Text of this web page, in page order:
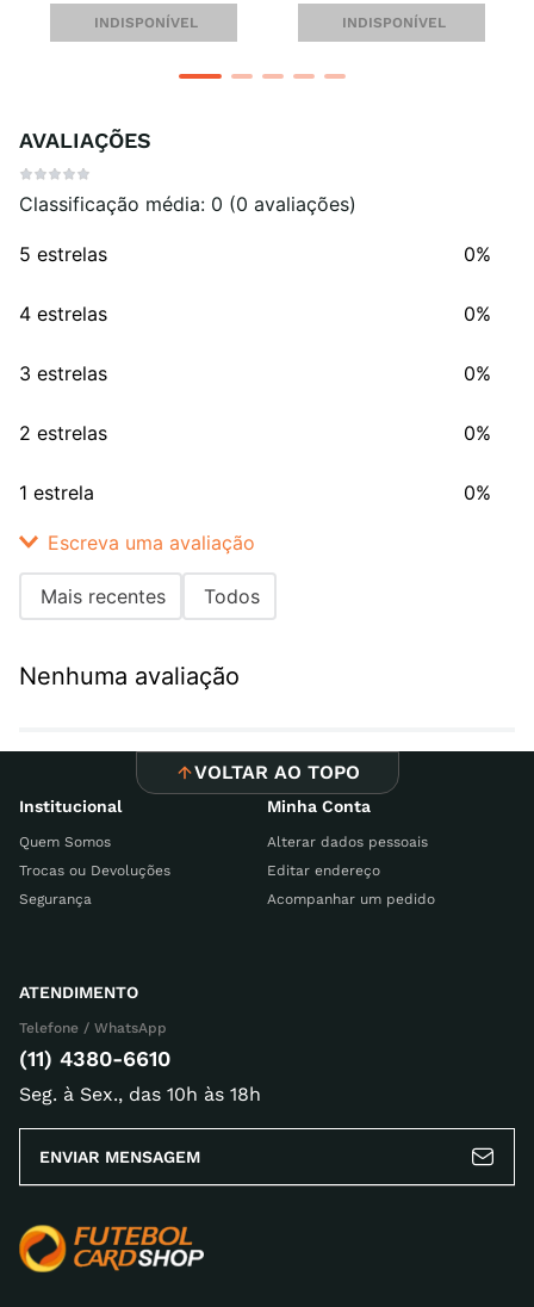
INDISPONÍVEL INDISPONÍVEL
AVALIAÇÕES
Classificação média: 0 (0 avaliações)
5 estrelas 0%
4 estrelas 0%
3 estrelas 0%
2 estrelas 0%
1 estrela 0%
Escreva uma avaliação
Título
Avalie o produto de 1 a 5 estrelas
Seu nome
Escreva uma avaliação
Mais recentes Todos
Nenhuma avaliação
VOLTAR AO TOPO
Institucional
Quem Somos
Trocas ou Devoluções
Segurança
Minha Conta
Alterar dados pessoais
Editar endereço
Acompanhar um pedido
ATENDIMENTO
Telefone / WhatsApp
(11) 4380-6610
Seg. à Sex., das 10h às 18h
ENVIAR MENSAGEM